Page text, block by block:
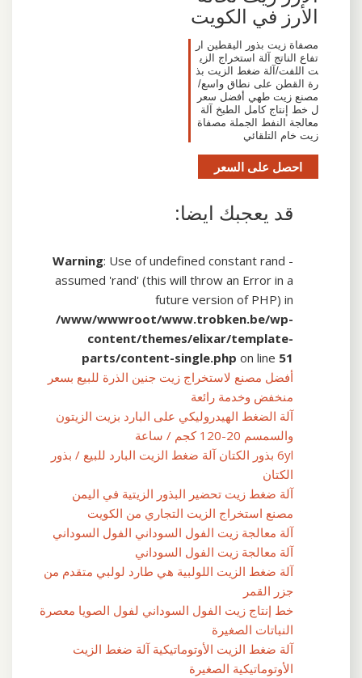
الأرز في الكويت
مصفاة زيت بذور اليقطين ار
تفاع الناتج آلة استخراج الزي
ت اللفت/آلة ضغط الزيت بذ
رة القطن على نطاق واسع/
مصنع زيت طهي أفضل سعر
ل خط إنتاج كامل الطبخ آلة
معالجة النفط الجملة مصفاة
زيت خام التلقائي
احصل على السعر
قد يعجبك ايضا:
Warning: Use of undefined constant rand -
assumed 'rand' (this will throw an Error in a
future version of PHP) in
/www/wwwroot/www.trobken.be/wp-
content/themes/elixar/template-
parts/content-single.php on line 51
أفضل مصنع لاستخراج زيت جنين الذرة للبيع بسعر
منخفض وخدمة رائعة
آلة الضغط الهيدروليكي على البارد بزيت الزيتون
والسمسم 20-120 كجم / ساعة
6yl بذور الكتان آلة ضغط الزيت البارد للبيع / بذور
الكتان
آلة ضغط زيت تحضير البذور الزيتية في اليمن
مصنع استخراج الزيت التجاري من الكويت
آلة معالجة زيت الفول السوداني الفول السوداني
آلة معالجة زيت الفول السوداني
آلة ضغط الزيت اللولبية هي طارد لولبي متقدم من
جزر القمر
خط إنتاج زيت الفول السوداني لفول الصويا معصرة
النباتات الصغيرة
آلة ضغط الزيت الأوتوماتيكية آلة ضغط الزيت
الأوتوماتيكية الصغيرة